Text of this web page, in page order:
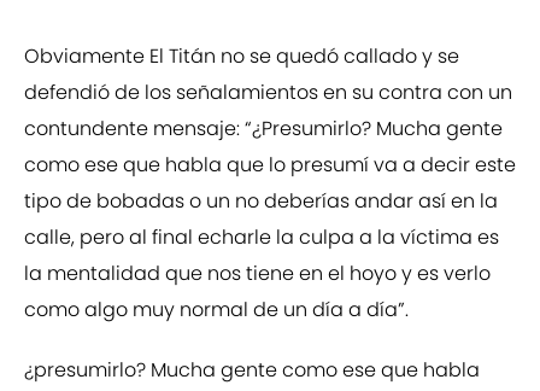
Obviamente El Titán no se quedó callado y se
defendió de los señalamientos en su contra con un
contundente mensaje: “¿Presumirlo? Mucha gente
como ese que habla que lo presumí va a decir este
tipo de bobadas o un no deberías andar así en la
calle, pero al final echarle la culpa a la víctima es
la mentalidad que nos tiene en el hoyo y es verlo
como algo muy normal de un día a día”.
¿presumirlo? Mucha gente como ese que habla